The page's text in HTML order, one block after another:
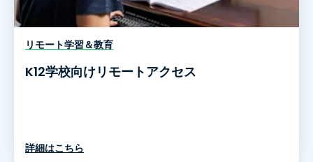
リモート学習＆教育
K12学校向けリモートアクセス
詳細はこちら